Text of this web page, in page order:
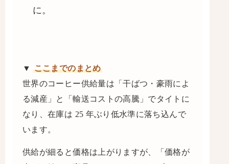
に。
▼ ここまでのまとめ
世界のコーヒー供給量は「干ばつ・豪雨によ
る減産」と「輸送コストの高騰」でタイトに
なり、在庫は 25 年ぶり低水準に落ち込んで
います。
供給が細ると価格は上がりますが、「価格が